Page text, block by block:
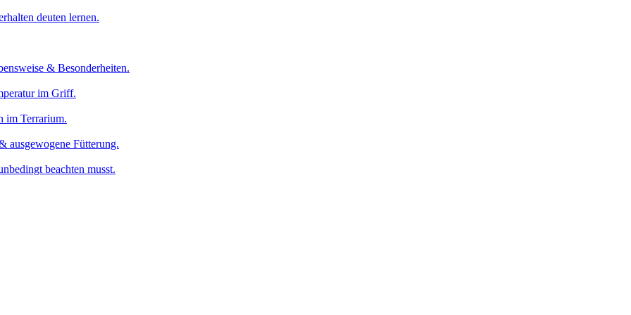
deuten lernen.
& Besonderheiten.
im Griff.
im Terrarium.
ausgewogene Fütterung.
beachten musst.